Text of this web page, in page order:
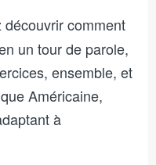
découvrir comment
un tour de parole,
ensemble, et
Américaine,
à